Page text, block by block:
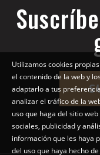
Utilizamos cookies
el contenido de la web y
adaptarlo a tus
analizar el tráfico de la
uso que haga del sitio
sociales, publicidad y
información que les haya
del uso que haya hecho